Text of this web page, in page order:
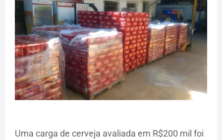
Uma carga de cerveja avaliada em R$200 mil foi